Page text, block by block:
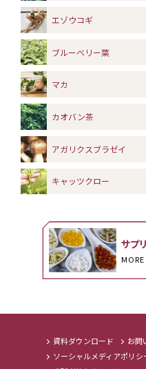
エゾウコギ
ブルーベリー葉
マカ
カオバン茶
アガリクスブラゼイ
キャッツクロー
サプ
MORE
資料ダウンロード お問
ソーシャルメディアポリシ